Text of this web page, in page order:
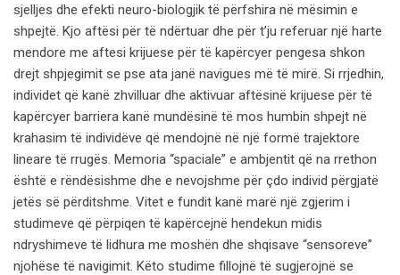
sjelljes dhe efekti neuro-biologjik të përfshira në mësimin e
shpejtë. Kjo aftësi për të ndërtuar dhe për t’ju referuar një harte
mendore me aftesi krijuese për të kapërcyer pengesa shkon
drejt shpjegimit se pse ata janë navigues më të mirë. Si rrjedhin,
individet që kanë zhvilluar dhe aktivuar aftësinë krijuese për të
kapërcyer barriera kanë mundësinë të mos humbin shpejt në
krahasim të individëve që mendojnë në një formë trajektore
lineare të rrugës. Memoria “spaciale” e ambjentit që na rrethon
është e rëndësishme dhe e nevojshme për çdo individ përgjatë
jetës së përditshme. Vitet e fundit kanë marë një zgjerim i
studimeve që përpiqen të kapërcejnë hendekun midis
ndryshimeve të lidhura me moshën dhe shqisave “sensoreve”
njohëse të navigimit. Këto studime fillojnë të sugjerojnë se